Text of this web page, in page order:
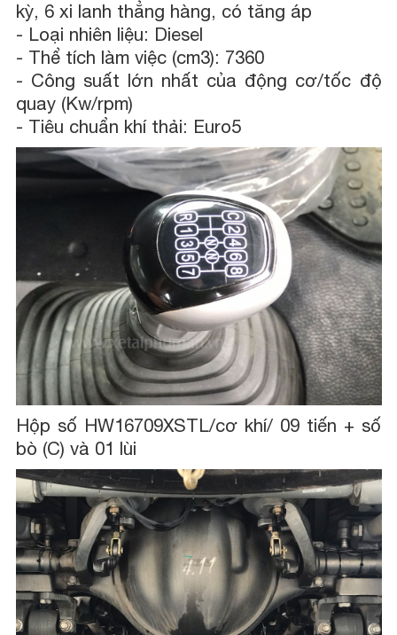
kỳ, 6 xi lanh thẳng hàng, có tăng áp
- Loại nhiên liệu: Diesel
- Thể tích làm việc (cm3): 7360
- Công suất lớn nhất của động cơ/tốc độ
quay (Kw/rpm)
- Tiêu chuẩn khí thải: Euro5
Hộp số HW16709XSTL/cơ khí/ 09 tiến + số
bò (C) và 01 lùi